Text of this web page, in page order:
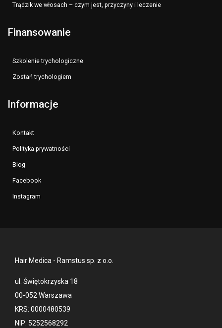
Trądzik we włosach – czym jest, przyczyny i leczenie
Finansowanie
Szkolenie trychologiczne
Zostań trychologiem
Informacje
Kontakt
Polityka prywatności
Blog
Facebook
Instagram
Hair Medica - Ramstus sp. z o.o.
ul. Świętokrzyska 18
00-052 Warszawa
KRS: 0000480539
NIP: 5252568292